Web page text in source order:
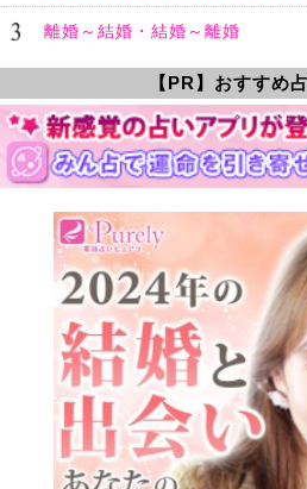
離婚～結婚・結婚～離婚
【PR】おすすめ